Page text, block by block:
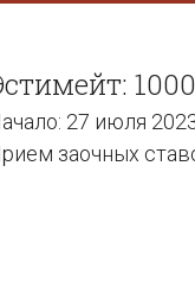
27 июля
заочных